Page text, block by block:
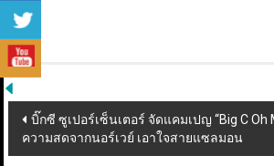
Post
navigation
บิ๊กซี ซูเปอร์เซ็นเตอร์ จัดแคมเปญ “Big C Oh
ความสดจากนอร์เวย์ เอาใจสายแซลมอน